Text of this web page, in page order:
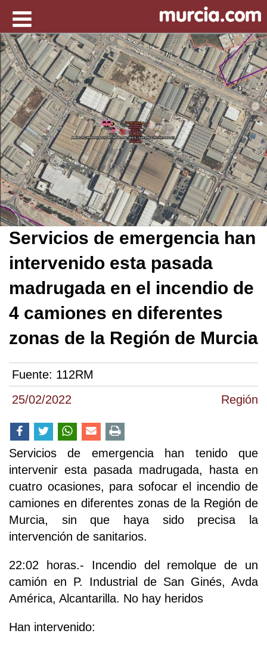
25/02/2022 Región
Servicios de emergencia han
intervenido esta pasada
madrugada en el incendio de
4 camiones en diferentes
zonas de la Región de Murcia
Fuente: 112RM
Servicios de emergencia han tenido que
intervenir esta pasada madrugada, hasta en
cuatro ocasiones, para sofocar el incendio de
camiones en diferentes zonas de la Región de
Murcia, sin que haya sido precisa la
intervención de sanitarios.
22:02 horas.- Incendio del remolque de un
camión en P. Industrial de San Ginés, Avda
América, Alcantarilla. No hay heridos
Han intervenido: